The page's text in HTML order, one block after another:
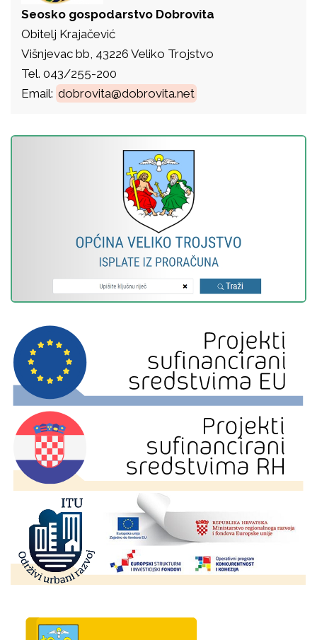
Seosko gospodarstvo Dobrovita
Obitelj Krajačević
Višnjevac bb, 43226 Veliko Trojstvo
Tel. 043/255-200
Email: dobrovita@dobrovita.net